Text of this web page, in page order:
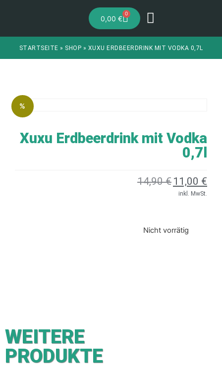
0,00€
0
STARTSEITE » SHOP » XUXU ERDBEERDRINK MIT VODKA 0,7L
%
Xuxu Erdbeerdrink mit Vodka
0,7l
14,90€ 11,00 €
inkl. MwSt.
Nicht vorrätig
WEITERE
PRODUKTE